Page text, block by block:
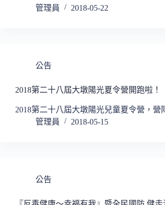
管理員
2018-05-22
公告
2018第二十八屆大墩陽光夏令營開跑啦！
2018第二十八屆大墩陽光兒童夏令營，
管理員
2018-05-15
公告